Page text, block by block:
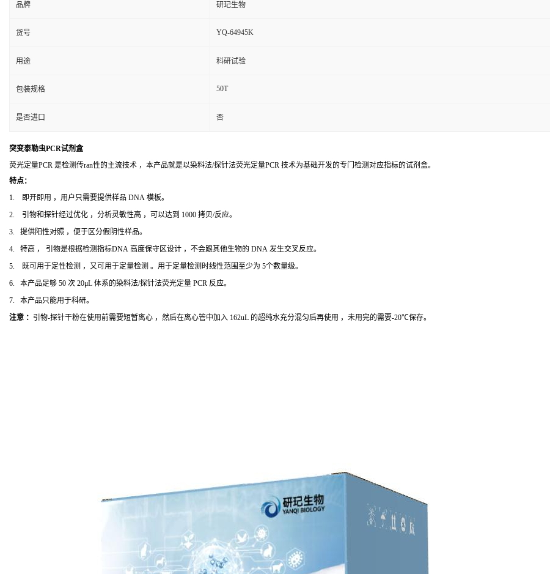
品牌 研玘生物
货号 YQ-64945K
用途 科研试验
包装规格 50T
是否进口 否
突变泰勒虫PCR试剂盒
荧光定量PCR 是检测传ran性的主流技术 ，本产品就是以染料法/探针法荧光定量PCR 技术为基础开发的专门检测对应指标的试剂盒。
特点：
1. 即开即用 ，用户只需要提供样品 DNA 模板。
2. 引物和探针经过优化 ，分析灵敏性高 ，可以达到 1000 拷贝/反应。
3. 提供阳性对照 ，便于区分假阴性样品。
4. 特高 ， 引物是根据检测指标DNA 高度保守区设计 ，不会跟其他生物的 DNA 发生交叉反应。
5. 既可用于定性检测 ，又可用于定量检测 。用于定量检测时线性范围至少为 5个数量级。
6. 本产品足够 50 次 20μL 体系的染料法/探针法荧光定量 PCR 反应。
7. 本产品只能用于科研。
注意 ： 引物-探针干粉在使用前需要短暂离心 ，然后在离心管中加入 162uL 的超纯水充分混匀后再使用 ，未用完的需要-20℃保存。